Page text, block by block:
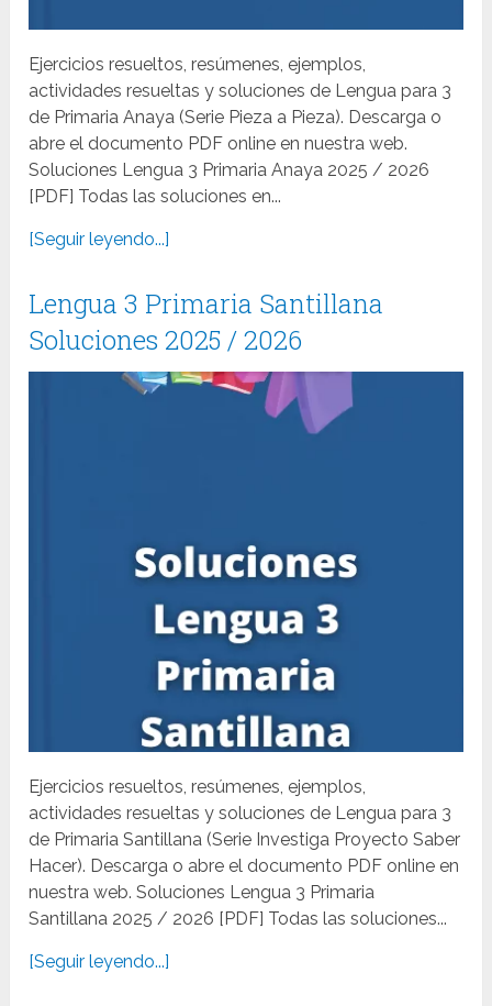
Ejercicios resueltos, resúmenes, ejemplos,
actividades resueltas y soluciones de Lengua para 3
de Primaria Anaya (Serie Pieza a Pieza). Descarga o
abre el documento PDF online en nuestra web.
Soluciones Lengua 3 Primaria Anaya 2025 / 2026
[PDF] Todas las soluciones en...
[Seguir leyendo...]
Lengua 3 Primaria Santillana
Soluciones 2025 / 2026
Ejercicios resueltos, resúmenes, ejemplos,
actividades resueltas y soluciones de Lengua para 3
de Primaria Santillana (Serie Investiga Proyecto Saber
Hacer). Descarga o abre el documento PDF online en
nuestra web. Soluciones Lengua 3 Primaria
Santillana 2025 / 2026 [PDF] Todas las soluciones...
[Seguir leyendo...]